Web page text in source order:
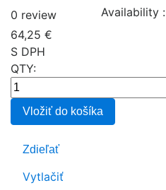
0 review Availability :
64,25 €
S DPH
QTY:
Vložiť do košíka
Zdieľať
Vytlačiť